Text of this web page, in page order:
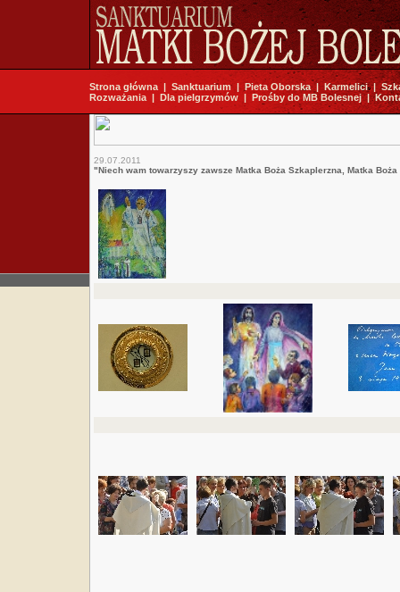
Strona główna | Sanktuarium|Pieta Oborska|Karmelici|
Rozważania | Dla pielgrzymów | Prośby do MB Bolesnej|
29.07.2011
"Niech wam towarzyszy zawsze Matka Boża Szkaplerzna, Matka Boża